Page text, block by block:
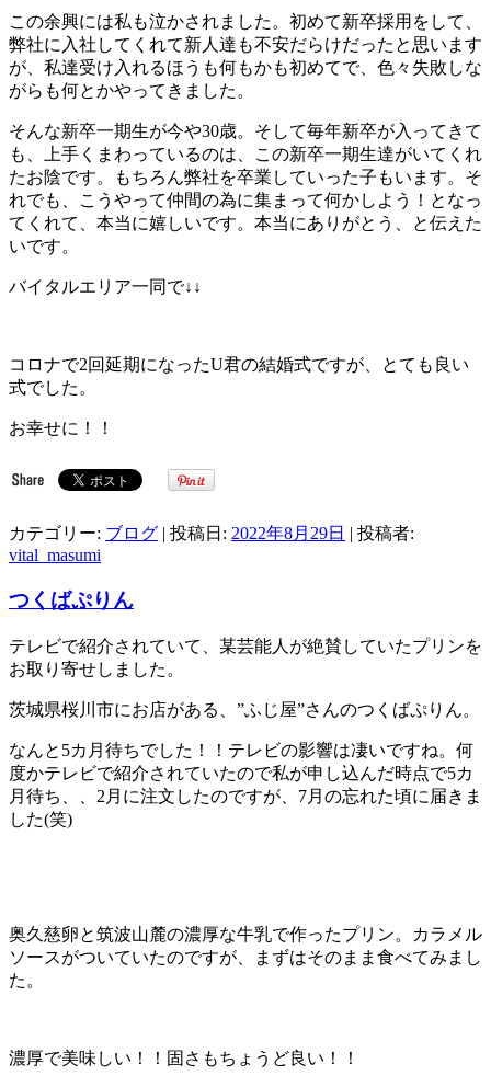
この余興には私も泣かされました。初めて新卒採用をして、
弊社に入社してくれて新人達も不安だらけだったと思います
が、私達受け入れるほうも何もかも初めてで、色々失敗しな
がらも何とかやってきました。
そんな新卒一期生が今や30歳。そして毎年新卒が入ってきて
も、上手くまわっているのは、この新卒一期生達がいてくれ
たお陰です。もちろん弊社を卒業していった子もいます。そ
れでも、こうやって仲間の為に集まって何かしよう！となっ
てくれて、本当に嬉しいです。本当にありがとう、と伝えた
いです。
バイタルエリア一同で↓↓
コロナで2回延期になったU君の結婚式ですが、とても良い
式でした。
お幸せに！！
カテゴリー: ブログ | 投稿日: 2022年8月29日 | 投稿者:
vital_masumi
つくばぷりん
テレビで紹介されていて、某芸能人が絶賛していたプリンを
お取り寄せしました。
茨城県桜川市にお店がある、”ふじ屋”さんのつくばぷりん。
なんと5カ月待ちでした！！テレビの影響は凄いですね。何
度かテレビで紹介されていたので私が申し込んだ時点で5カ
月待ち、、2月に注文したのですが、7月の忘れた頃に届きま
した(笑)
奥久慈卵と筑波山麓の濃厚な牛乳で作ったプリン。カラメル
ソースがついていたのですが、まずはそのまま食べてみまし
た。
濃厚で美味しい！！固さもちょうど良い！！